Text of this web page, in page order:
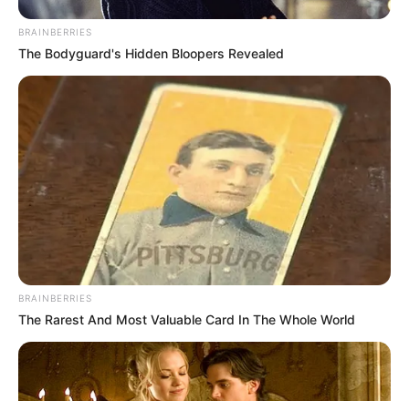
Oláh Ibolya olyan dolgot tett szombaton este a
BRAINBERRIES
The Bodyguard's Hidden Bloopers Revealed
BRAINBERRIES
The Rarest And Most Valuable Card In The Whole World